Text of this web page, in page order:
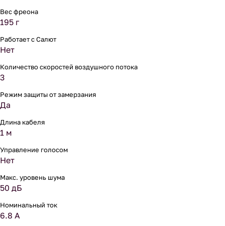
Вес фреона
195 г
Работает с Салют
Нет
Количество скоростей воздушного потока
3
Режим защиты от замерзания
Да
Длина кабеля
1 м
Управление голосом
Нет
Макс. уровень шума
50 дБ
Номинальный ток
6.8 А